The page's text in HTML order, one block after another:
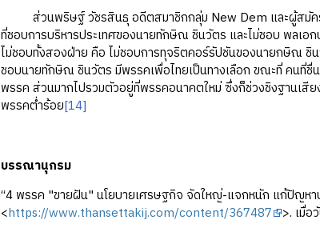
ส่วนพริษฐ์ วัชรสินธุ อดีตสมาชิกกลุ่ม New Dem และผู้สมัครรั
ที่ชอบการบริหารประเทศของนายทักษิณ ชินวัตร และไม่ชอบ พลเอ
ไม่ชอบทั้งสองฝ่าย คือ ไม่ชอบการทุจริตคอร์รัปชันของนายกษิณ ชิ
ชอบนายทักษิณ ชินวัตร มีพรรคเพื่อไทยเป็นทางเลือก ขณะที่ คนที่ชื่
พรรค ส่วนมากไปรวมตัวอยู่ที่พรรคอนาคตใหม่ ซึ่งก็ช่วงชิงฐานเสี
พรรคต่ำร้อย[14]
บรรณานุกรม
“4 พรรค "ขายฝัน" นโยบายเศรษฐกิจ จัดใหญ่-แจกหนัก แก้ปัญหา
<https://www.thansettakij.com/content/367487 >. เมื่